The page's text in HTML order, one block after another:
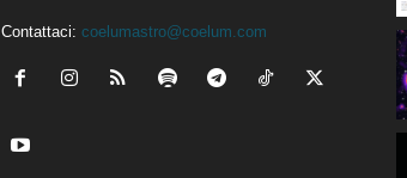
Contattaci: coelumastro@coelum.com